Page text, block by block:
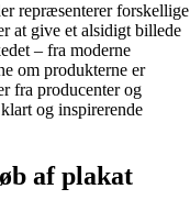
repræsenterer forskellige
at give et alsidigt billede
– fra moderne
om produkterne er
fra producenter og
og inspirerende
af plakat